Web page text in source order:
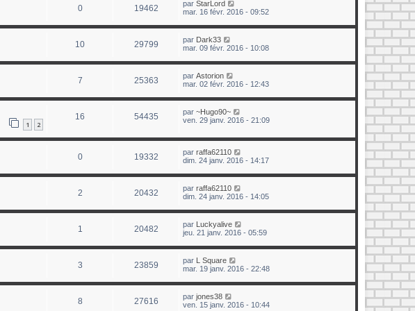
0 19462 par StarLord
mar. 16 févr. 2016 - 09:52
10 29799 par Dark33
mar. 09 févr. 2016 - 10:08
7 25363 par Astorion
mar. 02 févr. 2016 - 12:43
1 2
16 54435 par ~Hugo90~
ven. 29 janv. 2016 - 21:09
0 19332 par raffa62110
dim. 24 janv. 2016 - 14:17
2 20432 par raffa62110
dim. 24 janv. 2016 - 14:05
1 20482 par Luckyalive
jeu. 21 janv. 2016 - 05:59
3 23859 par L Square
mar. 19 janv. 2016 - 22:48
8 27616 par jones38
ven. 15 janv. 2016 - 10:44